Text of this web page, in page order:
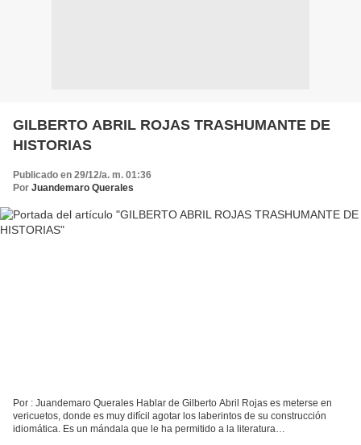
GILBERTO ABRIL ROJAS TRASHUMANTE DE
HISTORIAS
Publicado en 29/12/a. m. 01:36
Por Juandemaro Querales
Por : Juandemaro Querales Hablar de Gilberto Abril Rojas es meterse en
vericuetos, donde es muy difícil agotar los laberintos de su construcción
idiomática. Es un mándala que le ha permitido a la literatura